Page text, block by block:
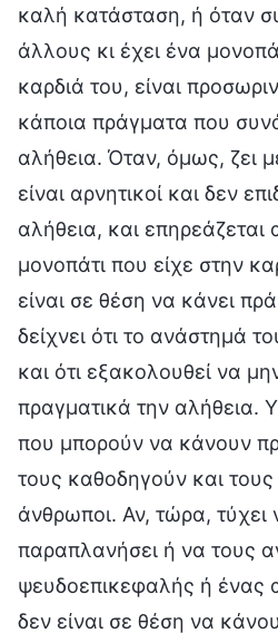
καλή κατάσταση, ή όταν
άλλους κι έχει ένα
καρδιά του, είναι
κάποια πράγματα που
αλήθεια. Όταν, όμως, ζει
είναι αρνητικοί και δεν
αλήθεια, και επηρεάζεται
μονοπάτι που είχε στην
είναι σε θέση να κάνει
δείχνει ότι το ανάστημά
και ότι εξακολουθεί να
πραγματικά την αλήθεια.
που μπορούν να κάνουν
τους καθοδηγούν και
άνθρωποι. Αν, τώρα, τύχει
παραπλανήσει ή να τους
ψευδοεπικεφαλής ή ένας
δεν είναι σε θέση να